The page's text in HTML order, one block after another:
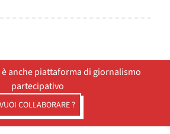
anche piattaforma di giornalismo
partecipativo
VUOI COLLABORARE ?